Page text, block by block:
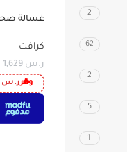
2
62
2
5
1
-39%
كرافت
ر.س 1,629
وفرر.س